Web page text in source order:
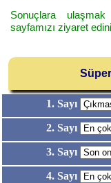
Sonuçlara
sayfamızı ziyaret
1. Sayı
2. Sayı
3. Sayı
4. Sayı